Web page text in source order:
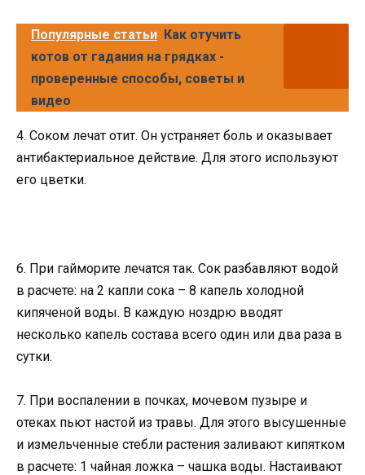
Популярные статьи Как отучить
котов от гадания на грядках -
проверенные способы, советы и
видео
4. Соком лечат отит. Он устраняет боль и оказывает
антибактериальное действие. Для этого используют
его цветки.
6. При гайморите лечатся так. Сок разбавляют водой
в расчете: на 2 капли сока – 8 капель холодной
кипяченой воды. В каждую ноздрю вводят
несколько капель состава всего один или два раза в
сутки.
7. При воспалении в почках, мочевом пузыре и
отеках пьют настой из травы. Для этого высушенные
и измельченные стебли растения заливают кипятком
в расчете: 1 чайная ложка – чашка воды. Настаивают